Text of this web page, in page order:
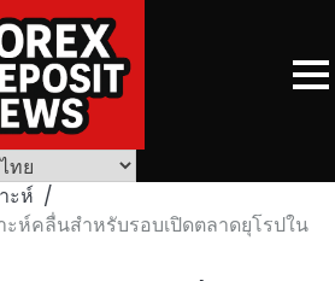
ะห์
ะห์คลื่นสำหรับรอบเปิดตลาดยุโรปใน